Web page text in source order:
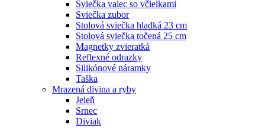
Sviečka valec so včielkami
Sviečka zubor
Stolová sviečka hladká 23 cm
Stolová sviečka točená 25 cm
Magnetky zvieratká
Reflexné odrazky
Silikónové náramky
Taška
Mrazená divina a ryby
Jeleň
Srnec
Diviak